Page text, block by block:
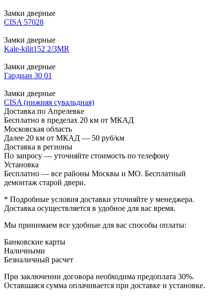
Замки дверные
CISA 57028
Замки дверные
Kale-kilit152 2/3MR
Замки дверные
Гардиан 30 01
Замки дверные
CISA (нижняя сувальдная)
Доставка по Апрелевке
Бесплатно в пределах 20 км от МКАД
Московская область
Далее 20 км от МКАД — 50 руб/км
Доставка в регионы
По запросу — уточняйте стоимость по телефону
Установка
Бесплатно — все районы Москвы и МО. Бесплатный
демонтаж старой двери.
* Подробные условия доставки уточняйте у менеджера.
Доставка осуществляется в удобное для вас время.
Мы принимаем все удобные для вас способы оплаты:
Банковские карты
Наличными
Безналичный расчет
При заключении договора необходима предоплата 30%.
Оставшаяся сумма оплачивается при доставке и установке.